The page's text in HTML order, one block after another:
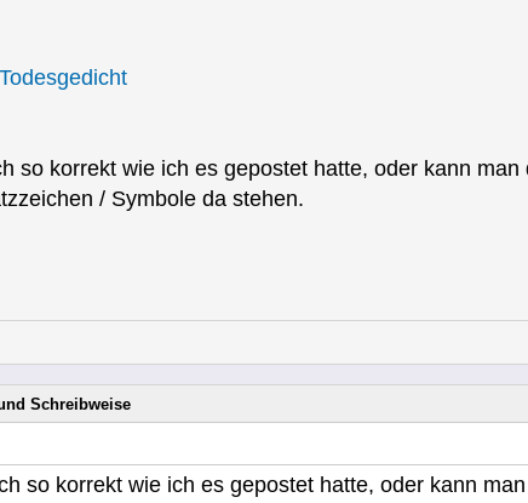
so korrekt wie ich es gepostet hatte, oder kann
/ Symbole da stehen.
Schreibweise
so korrekt wie ich es gepostet hatte, oder kann